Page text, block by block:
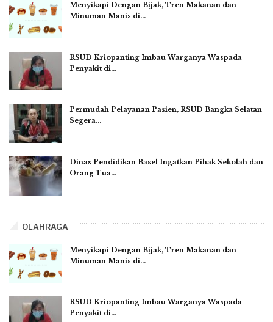
Menyikapi Dengan Bijak, Tren Makanan dan
Minuman Manis di…
RSUD Kriopanting Imbau Warganya Waspada
Penyakit di…
Permudah Pelayanan Pasien, RSUD Bangka Selatan
Segera…
Dinas Pendidikan Basel Ingatkan Pihak Sekolah dan
Orang Tua…
OLAHRAGA
Menyikapi Dengan Bijak, Tren Makanan dan
Minuman Manis di…
RSUD Kriopanting Imbau Warganya Waspada
Penyakit di…